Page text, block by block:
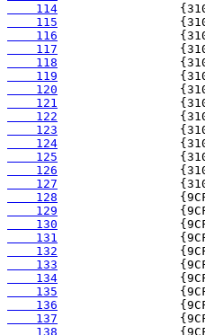
    114
    115
    116
    117
    118
    119
    120
    121
    122
    123
    124
    125
    126
    127
    128
    129
    130
    131
    132
    133
    134
    135
    136
    137
    138